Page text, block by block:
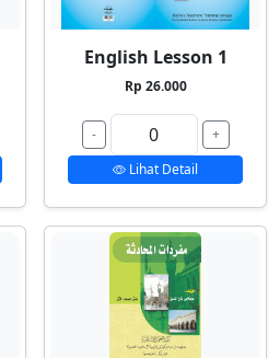
English Lesson 1
Rp 26.000
-
+
Lihat Detail